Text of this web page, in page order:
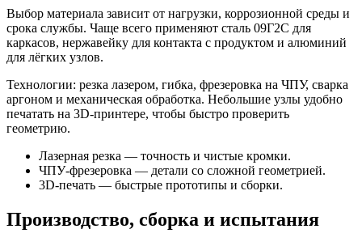
Выбор материала зависит от нагрузки, коррозионной среды и
срока службы. Чаще всего применяют сталь 09Г2С для
каркасов, нержавейку для контакта с продуктом и алюминий
для лёгких узлов.
Технологии: резка лазером, гибка, фрезеровка на ЧПУ, сварка
аргоном и механическая обработка. Небольшие узлы удобно
печатать на 3D-принтере, чтобы быстро проверить
геометрию.
Лазерная резка — точность и чистые кромки.
ЧПУ-фрезеровка — детали со сложной геометрией.
3D-печать — быстрые прототипы и сборки.
Производство, сборка и испытания